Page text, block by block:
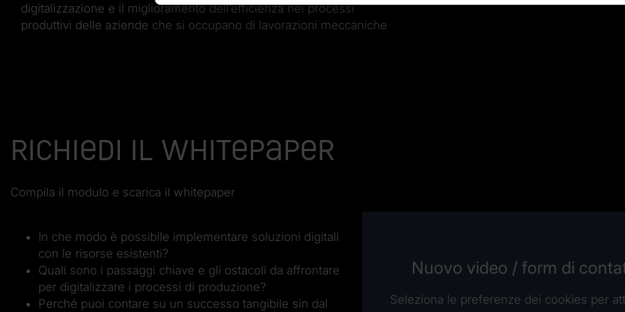
digitalizzazione e il miglioramento dell’efficienza nei processi
produttivi delle aziende che si occupano di lavorazioni meccaniche
Richiedi il whitepaper
Compila il modulo e scarica il whitepaper
In che modo è possibile implementare soluzioni digitali
con le risorse esistenti?
Quali sono i passaggi chiave e gli ostacoli da affrontare
per digitalizzare i processi di produzione?
Perché puoi contare su un successo tangibile sin dal
Nuovo video / form di
Seleziona le preferenze dei cookies per